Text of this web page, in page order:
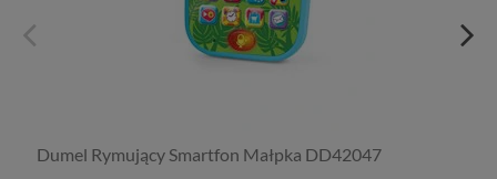
Dumel Rymujący Smartfon Małpka DD42047